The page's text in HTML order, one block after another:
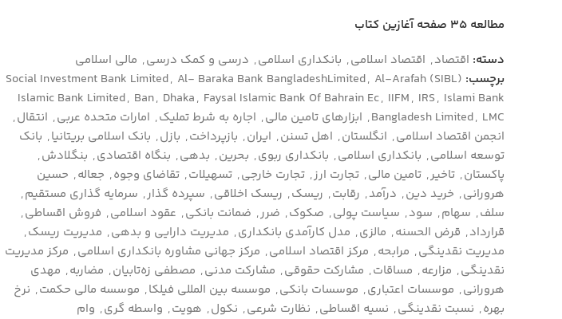
مطالعه ۳۵ صفحه آغازین کتاب
دسته: اقتصاد, اقتصاد اسلامی, بانکداری اسلامی, درسي و كمك درسي, مالی اسلامی
برچسب: (SIBL) Social Investment Bank Limited
, Al- Baraka Bank BangladeshLimited, Al-Arafah
Islamic Bank Limited, Ban, Dhaka, Faysal Islamic Bank Of Bahrain Ec, IIFM, IRS, Islami Bank
Bangladesh Limited, LMC
, ابزارهای تامین مالی, اجاره به شرط تملیک, امارات متحده عربی, انتقال,
انجمن اقتصاد اسلامی, انگلستان, اهل تسنن, ایران, بازپرداخت, بازل, بانک اسلامی بریتانیا, بانک
توسعه اسلامی, بانکداری اسلامی, بانکداری ربوی, بحرین, بدهی, بنگاه اقتصادی, بنگلادش,
پاکستان, تاخیر, تامین مالی, تجارت ارز, تجارت خارجی, تسهیلات, تقاضای وجوه, جعاله, حسين
هروراني, خرید دین, درآمد, رقابت, ریسک, ریسک اخلاقی, سپرده گذار, سرمایه گذاری مستقیم,
سلف, سهام, سود, سیاست پولی, صکوک, ضرر, ضمانت بانکی, عقود اسلامی, فروش اقساطی,
قرارداد, قرض الحسنه, مالزی, مدل کارآمدی بانکداری, مدیریت دارایی و بدهی, مدیریت ریسک,
مدیریت نقدینگی, مرابحه, مرکز اقتصاد اسلامی, مرکز جهانی مشاوره بانکداری اسلامی, مرکز مدیریت
نقدینگی, مزارعه, مساقات, مشارکت حقوقی, مشارکت مدنی, مصطفي زه‌تابيان, مضاربه, مهدي
هروراني, موسسات اعتباری, موسسات بانکی, موسسه بین المللی فیلکا, موسسه مالی حکمت, نرخ
بهره, نسبت نقدینگی, نسیه اقساطی, نظارت شرعی, نکول, هویت, واسطه گری, وام